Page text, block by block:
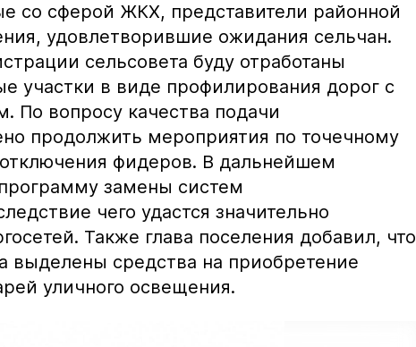
со сферой ЖКХ, представители районной
удовлетворившие ожидания сельчан.
сельсовета буду отработаны
участки в виде профилирования дорог с
По вопросу качества подачи
продолжить мероприятия по точечному
фидеров. В дальнейшем
замены систем
чего удастся значительно
Также глава поселения добавил, что
выделены средства на приобретение
уличного освещения.